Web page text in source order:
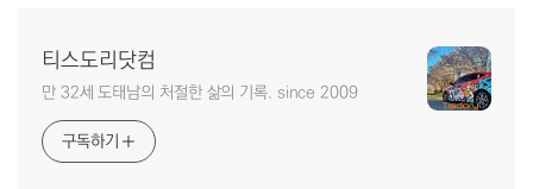
티스도리닷컴
만 32세 도태남의 처절한 삶의 기록. since 2009
구독하기